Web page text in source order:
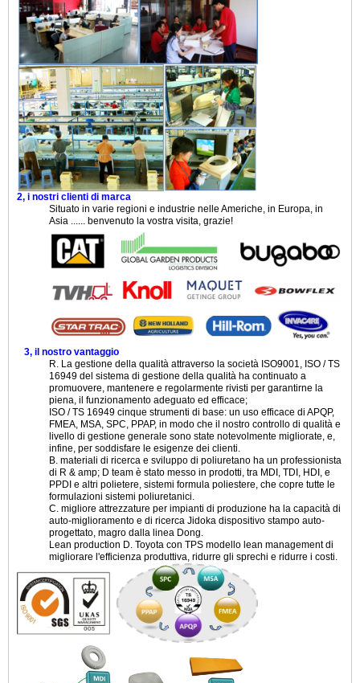
2, i nostri clienti di marca
Situato in varie regioni e industrie nelle Americhe, in Europa, in
Asia ...... benvenuto la vostra visita, grazie!
3, il nostro vantaggio
R. La gestione della qualità attraverso la società ISO9001, ISO / TS
16949 del sistema di gestione della qualità ha continuato a
promuovere, mantenere e regolarmente rivisti per garantirne la
piena, il funzionamento adeguato ed efficace;
ISO / TS 16949 cinque strumenti di base: un uso efficace di APQP,
FMEA, MSA, SPC, PPAP, in modo che il nostro controllo di qualità e
livello di gestione generale sono state notevolmente migliorate, e,
infine, per soddisfare le esigenze dei clienti.
B. materiali di ricerca e sviluppo di poliuretano ha un professionista
di R & amp; D team è stato messo in prodotti, tra MDI, TDI, HDI, e
PPDI e altri polietere, sistemi formula poliestere, che copre tutte le
formulazioni sistemi poliuretanici.
C. migliore attrezzature per impianti di produzione ha la capacità di
auto-miglioramento e di ricerca Jidoka dispositivo stampo auto-
progettato, magro dalla linea Dong.
Lean production D. Toyota con TPS modello lean management di
migliorare l'efficienza produttiva, ridurre gli sprechi e ridurre i costi.